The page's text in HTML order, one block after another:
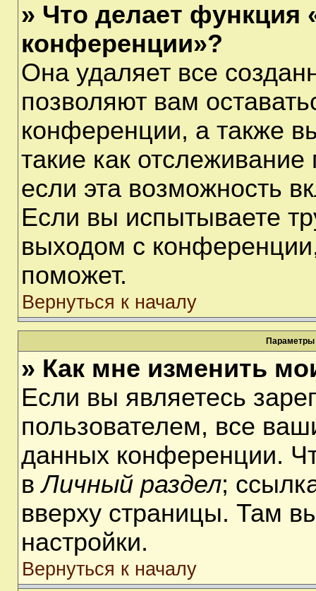
» Что делает функция
конференции»?
Она удаляет все
позволяют вам
конференции, а также
такие как
если эта возможность
Если вы испытываете
выходом с
поможет.
Вернуться к началу
Параметры
» Как мне изменить
Если вы являетесь
пользователем, все
данных конференции.
вЛичный раздел;
вверху страницы. Там
настройки.
Вернуться к началу